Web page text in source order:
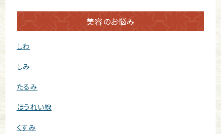
美容のお悩み
しわ
しみ
たるみ
ほうれい線
くすみ